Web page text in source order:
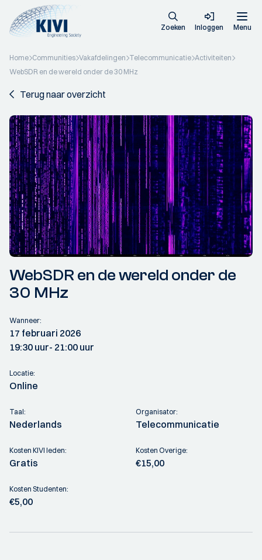
Zoeken Inloggen Menu
Home Communities Vakafdelingen Telecommunicatie Activiteiten
WebSDR en de wereld onder de 30 MHz
Terug naar overzicht
WebSDR en de wereld onder de
30 MHz
Wanneer:
17 februari 2026
19:30 uur- 21:00 uur
Locatie:
Online
Taal:
Nederlands
Organisator:
Telecommunicatie
Kosten KIVI leden:
Gratis
Kosten Overige:
€15,00
Kosten Studenten:
€5,00